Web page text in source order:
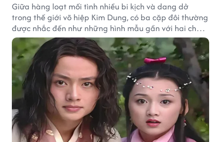
Giữa hàng loạt mối tình nhiều bi kịch và dang dở
trong thế giới võ hiệp Kim Dung, có ba cặp đôi thường
được nhắc đến như những hình mẫu gần với hai chữ
"viên mãn" nhất.